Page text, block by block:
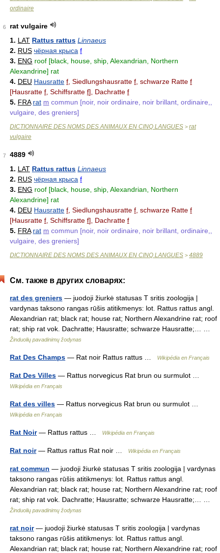
ordinaire
6
rat vulgaire
1. LAT Rattus rattus Linnaeus
2. RUS чёрная крыса f
3. ENG roof [black, house, ship, Alexandrian, Northern
Alexandrine] rat
4. DEU Hausratte f , Siedlungshausratte f , schwarze Ratte f
[Hausratte f , Schiffsratte f], Dachratte f
5. FRA rat m commun [noir, noir ordinaire, noir brillant, ordinaire,,
vulgaire, des greniers]
DICTIONNAIRE DES NOMS DES ANIMAUX EN CINQ LANGUES > rat
vulgaire
7
4889
1. LAT Rattus rattus Linnaeus
2. RUS чёрная крыса f
3. ENG roof [black, house, ship, Alexandrian, Northern
Alexandrine] rat
4. DEU Hausratte f , Siedlungshausratte f , schwarze Ratte f
[Hausratte f , Schiffsratte f], Dachratte f
5. FRA rat m commun [noir, noir ordinaire, noir brillant, ordinaire,,
vulgaire, des greniers]
DICTIONNAIRE DES NOMS DES ANIMAUX EN CINQ LANGUES > 4889
См. также в других словарях:
rat des greniers — juodoji žiurkė statusas T sritis zoologija |
vardynas taksono rangas rūšis atitikmenys: lot. Rattus rattus angl.
Alexandrian rat; black rat; house rat; Northern Alexandrine rat; roof
rat; ship rat vok. Dachratte; Hausratte; schwarze Hausratte;… …
Žinduolių pavadinimų žodynas
Rat Des Champs — Rat noir Rattus rattus … Wikipédia en Français
Rat Des Villes — Rattus norvegicus Rat brun ou surmulot …
Wikipédia en Français
Rat des villes — Rattus norvegicus Rat brun ou surmulot …
Wikipédia en Français
Rat Noir— Rattus rattus … Wikipédia en Français
Rat noir— Rattus rattus Rat noir … Wikipédia en Français
rat commun — juodoji žiurkė statusas T sritis zoologija | vardynas
taksono rangas rūšis atitikmenys: lot. Rattus rattus angl.
Alexandrian rat; black rat; house rat; Northern Alexandrine rat; roof
rat; ship rat vok. Dachratte; Hausratte; schwarze Hausratte;… …
Žinduolių pavadinimų žodynas
rat noir— juodoji žiurkė statusas T sritis zoologija | vardynas
taksono rangas rūšis atitikmenys: lot. Rattus rattus angl.
Alexandrian rat; black rat; house rat; Northern Alexandrine rat; roof